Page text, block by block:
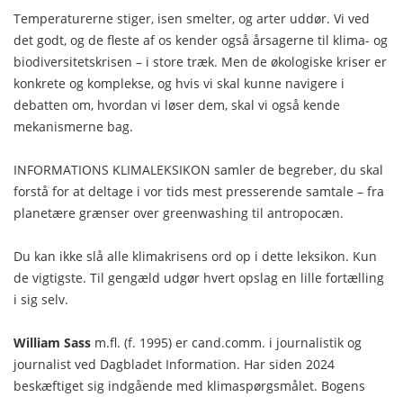
Temperaturerne stiger, isen smelter, og arter uddør. Vi ved
det godt, og de fleste af os kender også årsagerne til klima- og
biodiversitetskrisen – i store træk. Men de økologiske kriser er
konkrete og komplekse, og hvis vi skal kunne navigere i
debatten om, hvordan vi løser dem, skal vi også kende
mekanismerne bag.
INFORMATIONS KLIMALEKSIKON samler de begreber, du skal
forstå for at deltage i vor tids mest presserende samtale – fra
planetære grænser over greenwashing til antropocæn.
Du kan ikke slå alle klimakrisens ord op i dette leksikon. Kun
de vigtigste. Til gengæld udgør hvert opslag en lille fortælling
i sig selv.
William Sass m.fl. (f. 1995) er cand.comm. i journalistik og
journalist ved Dagbladet Information. Har siden 2024
beskæftiget sig indgående med klimaspørgsmålet. Bogens